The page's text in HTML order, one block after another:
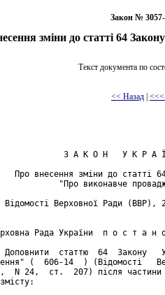
Закон №
зміни до статті 64
Текст документа по
<< Назад | <<<
З А К О Н   У К Р А
Про внесення зміни до статті
"Про виконавче
Відомості Верховної Ради (ВВР),
Рада України  п о с т а н
Доповнити  статтю  64  Закону
(  606-14  ) (Відомості
N 24,  ст.  207) після частини